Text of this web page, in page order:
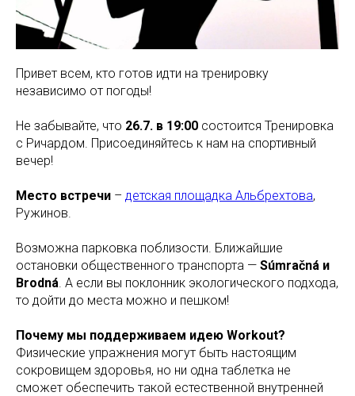
Привет всем, кто готов идти на тренировку
независимо от погоды!
Не забывайте, что 26.7. в 19:00 состоится Тренировка
с Ричардом. Присоединяйтесь к нам на спортивный
вечер!
Место встречи – детская площадка Альбрехтова,
Ружинов.
Возможна парковка поблизости. Ближайшие
остановки общественного транспорта — Súmračná и
Brodná . А если вы поклонник экологического подхода,
то дойти до места можно и пешком!
Почему мы поддерживаем идею Workout?
Физические упражнения могут быть настоящим
сокровищем здоровья, но ни одна таблетка не
сможет обеспечить такой естественной внутренней